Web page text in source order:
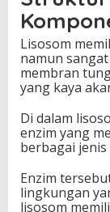
Lisosom
namun
membran
yang kaya
Di dalam
enzim yang
berbagai
Enzim
lingkungan
lisosom